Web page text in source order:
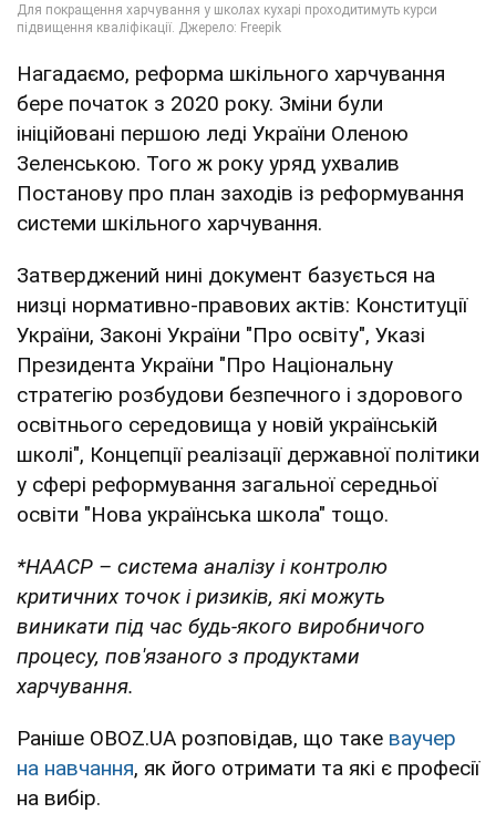
Нагадаємо, реформа шкільного харчування
бере початок з 2020 року. Зміни були
ініційовані першою леді України Оленою
Зеленською. Того ж року уряд ухвалив
Постанову про план заходів із реформування
системи шкільного харчування.
Затверджений нині документ базується на
низці нормативно-правових актів: Конституції
України, Законі України "Про освіту", Указі
Президента України "Про Національну
стратегію розбудови безпечного і здорового
освітнього середовища у новій українській
школі", Концепції реалізації державної політики
у сфері реформування загальної середньої
освіти "Нова українська школа" тощо.
*НААСР – система аналізу і контролю
критичних точок і ризиків, які можуть
виникати під час будь-якого виробничого
процесу, пов'язаного з продуктами
харчування.
Раніше OBOZ.UA розповідав, що таке ваучер
на навчання, як його отримати та які є професії
на вибір.